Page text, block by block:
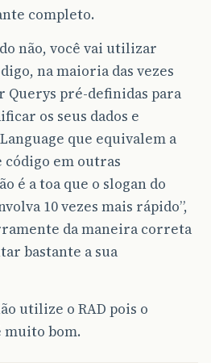
completo.
não, você vai utilizar
na maioria das vezes
Querys pré-definidas para
os seus dados e
que equivalem a
código em outras
é a toa que o slogan do
10 vezes mais rápido”,
da maneira correta
bastante a sua
utilize o RAD pois o
muito bom.